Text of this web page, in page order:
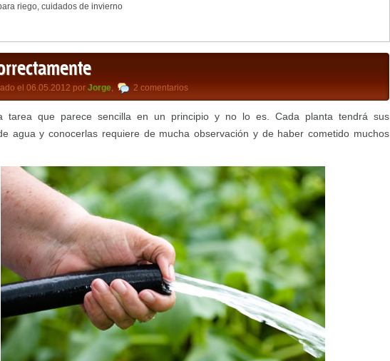
riego cuidados de invierno
el 06.05.2012 por Jorge 2 comentarios
tarea que parece sencilla en un principio y no lo es. Cada planta tendrá sus
agua y conocerlas requiere de mucha observación y de haber cometido muchos